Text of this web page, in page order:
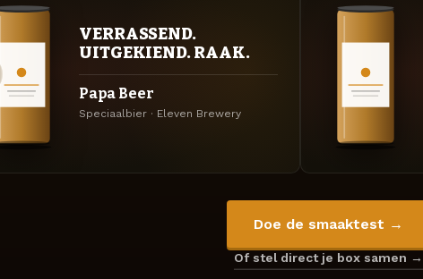
VERRASSEND.
UITGEKIEND. RAAK.
Papa Beer
Speciaalbier · Eleven Brewery
Doe de smaaktest →
Of stel direct je box samen →